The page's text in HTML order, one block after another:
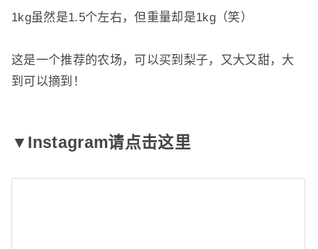
1kg虽然是1.5个左右，但重量却是1kg（笑）
这是一个推荐的农场，可以买到梨子，又大又甜，大
到可以摘到！
▼Instagram请点击这里